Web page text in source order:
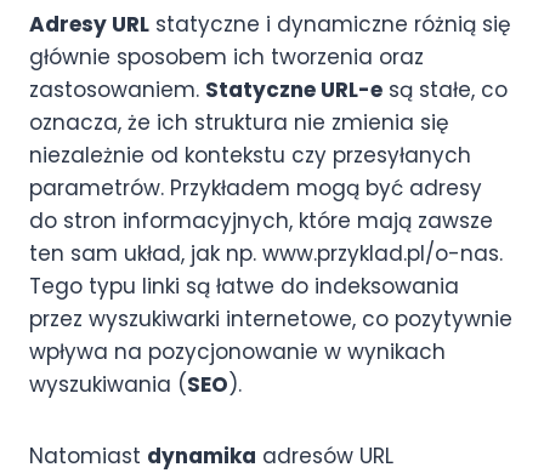
Adresy URL statyczne i dynamiczne różnią się
głównie sposobem ich tworzenia oraz
zastosowaniem. Statyczne URL-e są stałe, co
oznacza, że ich struktura nie zmienia się
niezależnie od kontekstu czy przesyłanych
parametrów. Przykładem mogą być adresy
do stron informacyjnych, które mają zawsze
ten sam układ, jak np. www.przyklad.pl/o-nas.
Tego typu linki są łatwe do indeksowania
przez wyszukiwarki internetowe, co pozytywnie
wpływa na pozycjonowanie w wynikach
wyszukiwania (SEO).
Natomiast dynamika adresów URL